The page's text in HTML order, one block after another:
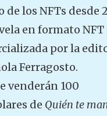
de los NFTs desde
en formato NFT
por la
Ferragosto.
venderán 100
de Quién te